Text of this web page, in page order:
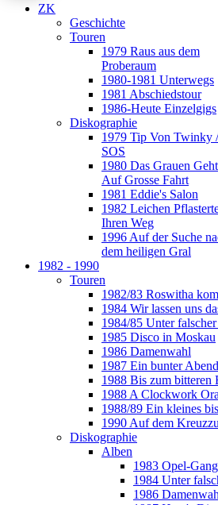
ZK
Geschichte
Touren
1979 Raus aus dem
Proberaum
1980-1981 Unterwegs
1981 Abschiedstour
1986-Heute Einzelgigs
Diskographie
1979 Tip Von Twinky /
SOS
1980 Das Grauen Geht
Auf Grosse Fahrt
1981 Eddie's Salon
1982 Leichen
Ihren Weg
1996 Auf der Suche
dem heiligen Gral
1982 - 1990
Touren
1982/83 Roswitha
1984 Wir lassen uns
1984/85 Unter
1985 Disco in Moskau
1986 Damenwahl
1987 Ein bunter
1988 Bis zum bitteren
1988 A Clockwork
1988/89 Ein kleines
1990 Auf dem
Diskographie
Alben
1983 Opel-Gang
1984 Unter
1986